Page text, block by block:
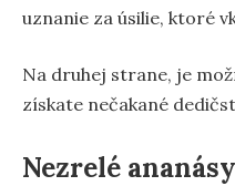
uznanie za úsilie, ktoré
Na druhej strane, je
získate nečakané
Nezrelé